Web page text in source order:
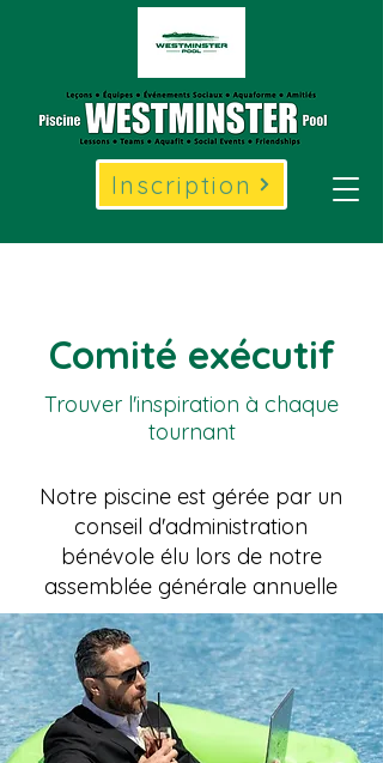
Inscription
Comité exécutif
Trouver l'inspiration à chaque
tournant
Notre piscine est gérée par un
conseil d'administration
bénévole élu lors de notre
assemblée générale annuelle